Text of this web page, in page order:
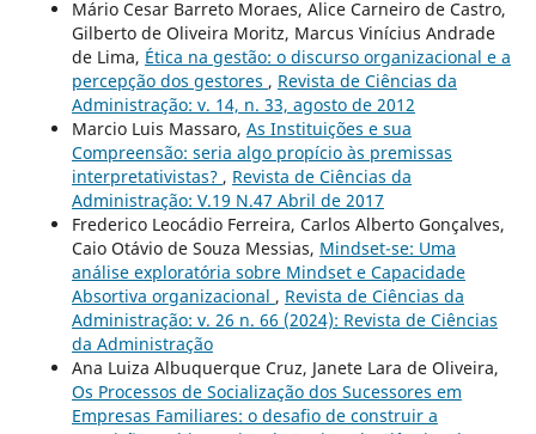
Mário Cesar Barreto Moraes, Alice Carneiro de Castro,
Gilberto de Oliveira Moritz, Marcus Vinícius Andrade
de Lima, Ética na gestão: o discurso organizacional e a
percepção dos gestores , Revista de Ciências da
Administração: v. 14, n. 33, agosto de 2012
Marcio Luis Massaro, As Instituições e sua
Compreensão: seria algo propício às premissas
interpretativistas? , Revista de Ciências da
Administração: V.19 N.47 Abril de 2017
Frederico Leocádio Ferreira, Carlos Alberto Gonçalves,
Caio Otávio de Souza Messias, Mindset-se: Uma
análise exploratória sobre Mindset e Capacidade
Absortiva organizacional , Revista de Ciências da
Administração: v. 26 n. 66 (2024): Revista de Ciências
da Administração
Ana Luiza Albuquerque Cruz, Janete Lara de Oliveira,
Os Processos de Socialização dos Sucessores em
Empresas Familiares: o desafio de construir a